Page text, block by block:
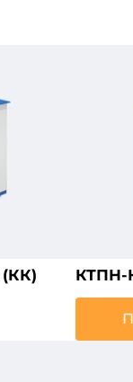
(КК) КТПН-